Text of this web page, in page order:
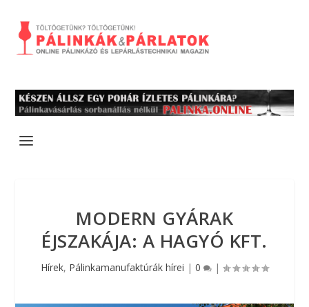
MODERN GYÁRAK
ÉJSZAKÁJA: A HAGYÓ KFT.
Hírek, Pálinkamanufaktúrák hírei | 0 |